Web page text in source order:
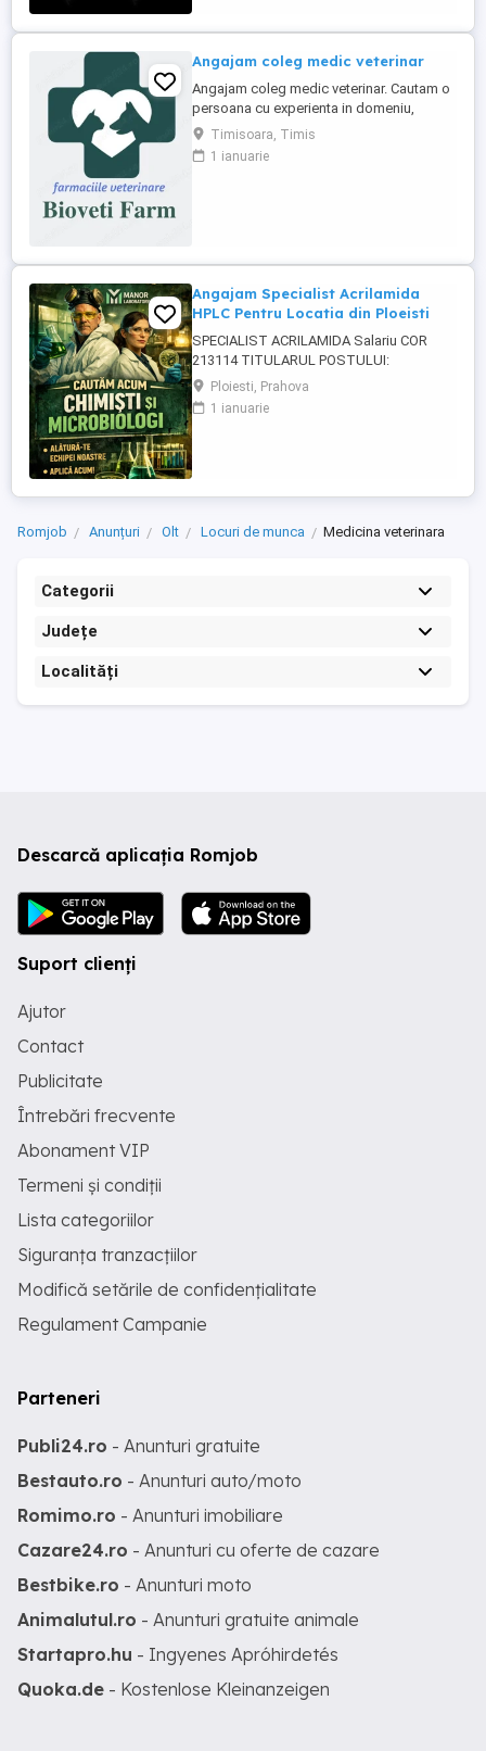
Angajam coleg medic veterinar
Angajam coleg medic veterinar. Cautam o
persoana cu experienta in domeniu,
serioasa, dinamica, pasionata de
domeniu, cu spirit de echipa. Orientare
către client Bune abilități de comunicare
Timisoara, Timis
1 ianuarie
Angajam Specialist Acrilamida
HPLC Pentru Locatia din Ploeisti
SPECIALIST ACRILAMIDA Salariu COR
213114 TITULARUL POSTULUI:
_______________________________________
COMPARTIMENTUL: Laboratorul MANOR
LABORATORY CENTER SRL, punct de
postliceale absolvite ...
Ploiesti, Prahova
1 ianuarie
Romjob Anunțuri Olt Locuri de munca Medicina veterinara
Categorii
Județe
Localități
Descarcă aplicația Romjob
Suport clienți
Ajutor
Contact
Publicitate
Întrebări frecvente
Abonament VIP
Termeni și condiții
Lista categoriilor
Siguranța tranzacțiilor
Modifică setările de confidențialitate
Regulament Campanie
Parteneri
Publi24.ro - Anunturi gratuite
Bestauto.ro - Anunturi auto/moto
Romimo.ro - Anunturi imobiliare
Cazare24.ro - Anunturi cu oferte de cazare
Bestbike.ro - Anunturi moto
Animalutul.ro - Anunturi gratuite animale
Startapro.hu - Ingyenes Apróhirdetés
Quoka.de - Kostenlose Kleinanzeigen